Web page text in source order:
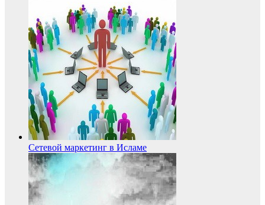
Сетевой маркетинг в Исламе